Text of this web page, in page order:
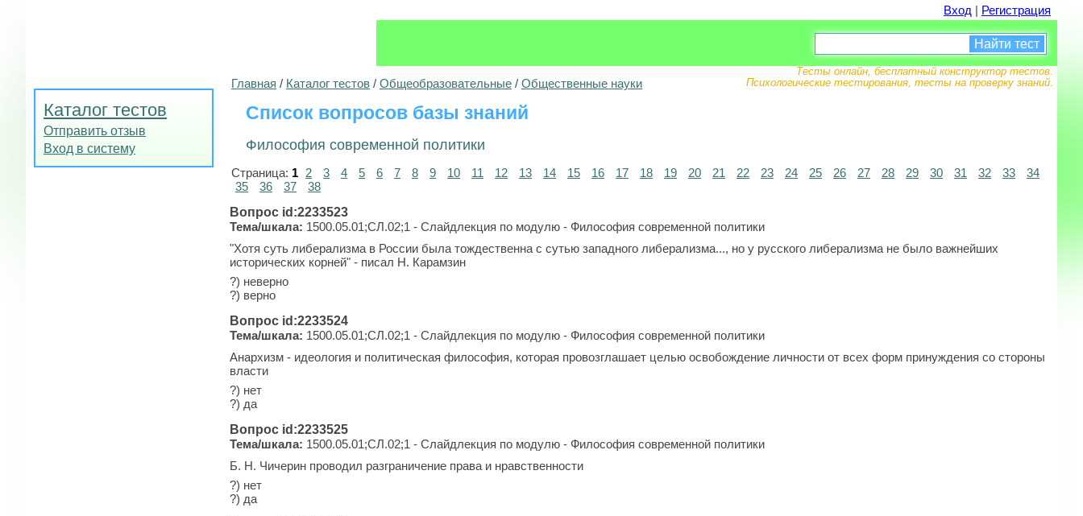
Вход | Регистрация
Тесты онлайн, бесплатный конструктор тестов.
Психологические тестирования, тесты на проверку знаний.
Найти тест
Каталог тестов
Отправить отзыв
Вход в систему
Главная / Каталог тестов / Общеобразовательные / Общественные науки
Список вопросов базы знаний
Философия современной политики
Страница: 1 2 3 4 5 6 7 8 9 10 11 12 13 14 15 16 17 18 19 20 21 22 23 24 25 26 27 28 29 30 31 32 33
34
35
36 37
38
Вопрос id:2233523
Тема/шкала: 1500.05.01;СЛ.02;1 - Слайдлекция по модулю - Философия современной политики
"Хотя суть либерализма в России была тождественна с сутью западного либерализма..., но у русского либерализма не было важнейших
исторических корней" - писал Н. Карамзин
?) неверно
?) верно
Вопрос id:2233524
Тема/шкала: 1500.05.01;СЛ.02;1 - Слайдлекция по модулю - Философия современной политики
Анархизм - идеология и политическая философия, которая провозглашает целью освобождение личности от всех форм принуждения со стороны
власти
?) нет
?) да
Вопрос id:2233525
Тема/шкала: 1500.05.01;СЛ.02;1 - Слайдлекция по модулю - Философия современной политики
Б. Н. Чичерин проводил разграничение права и нравственности
?) нет
?) да